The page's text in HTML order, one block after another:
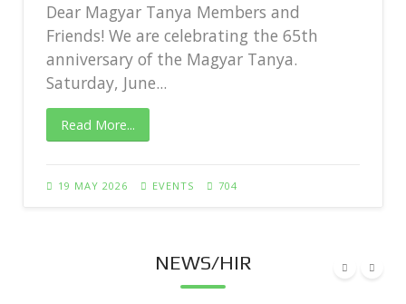
Dear Magyar Tanya Members and
Friends! We are celebrating the 65th
anniversary of the Magyar Tanya.
Saturday, June...
Read More...
19 MAY 2026 EVENTS 704
NEWS/HIR